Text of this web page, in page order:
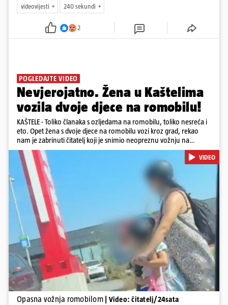
videovijesti 240 sekundi
2
POGLEDAJTE VIDEO
Nevjerojatno. Žena u Kaštelima
vozila dvoje djece na romobilu!
KAŠTELE - Toliko članaka s ozljedama na romobilu, toliko nesreća i
eto. Opet žena s dvoje djece na romobilu vozi kroz grad, rekao
nam je zabrinuti čitatelj koji je snimio neopreznu vožnju na
romobilu u četvrtak prijepodne kroz Kaštele. Podsjetimo, mjesec i
pol od smrti dječaka (14) u Metkoviću, pad s električnog romobila
odnio je još jedan mladi život. Unatoč naporima liječnika KBC-a
Zagreb, u ponedjeljak maloljetnik je podlegao ozljedama
zadobivenima u padu s romobila.
Pokretanje videa...
VIDEO
Opasna vožnja romobilom | Video: čitatelj/24sata